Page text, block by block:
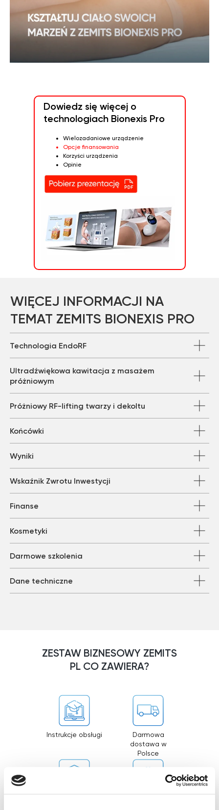
Dowiedz się więcej o
technologiach Bionexis Pro
Wielozadaniowe urządzenie
Opcje finansowania
Korzyści urządzenia
Opinie
Technologia EndoRF
Ultradźwiękowa kawitacja z masażem
próżniowym
Próżniowy RF-lifting twarzy i dekoltu
Końcówki
Wyniki
Wskaźnik Zwrotu Inwestycji
Finanse
Kosmetyki
Darmowe szkolenia
Dane techniczne
ZESTAW BIZNESOWY ZEMITS
PL CO ZAWIERA?
Instrukcje obsługi
Darmowa
dostawa w
Polsce